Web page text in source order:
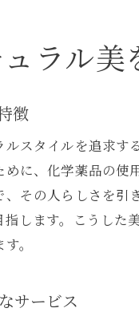
北九州市で
ナチュラル
福岡県北九
ラル
徴
スタイルを追求
に、化学薬品の
その人らしさを引
します。こうし
。
サービス